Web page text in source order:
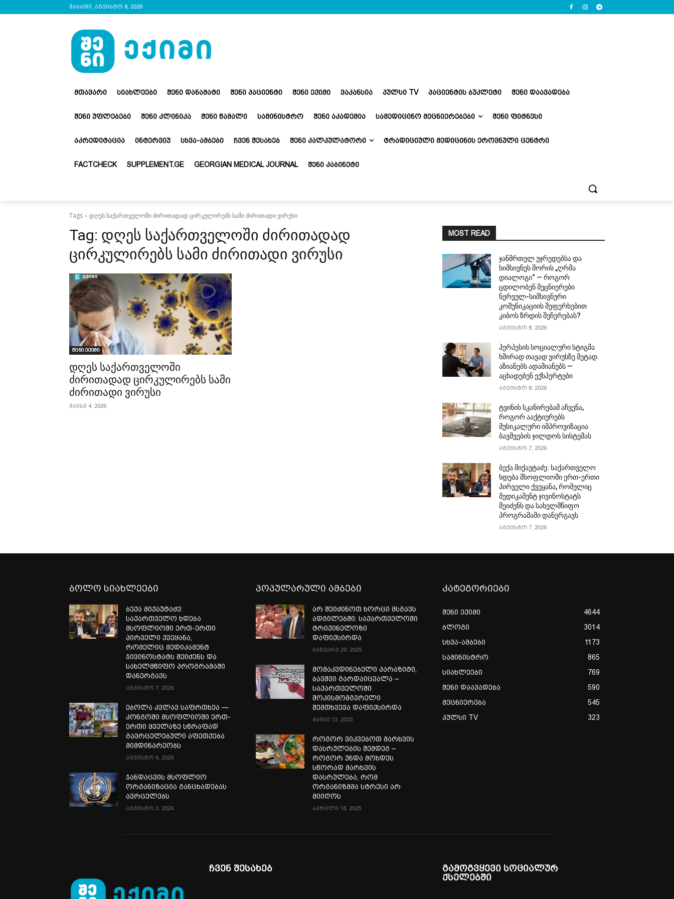
შაბათი, აგვისტო 8, 2026
ᲛᲗᲐᲕᲐᲠᲘ ᲡᲘᲐᲮᲚᲔᲔᲑᲘ ᲨᲔᲜᲘ ᲓᲐᲜᲐᲛᲐᲢᲘ ᲨᲔᲜᲘ ᲞᲐᲪᲘᲔᲜᲢᲘ ᲨᲔᲜᲘ ᲔᲥᲘᲛᲘ ᲕᲐᲙᲐᲜᲡᲘᲐ ᲞᲣᲚᲡᲘ TV ᲞᲐᲪᲘᲔᲜᲢᲘᲡ ᲑᲣᲙᲚᲔᲢᲘ ᲨᲔᲜᲘ ᲓᲐᲐᲕᲐᲓᲔᲑᲐ
ᲨᲔᲜᲘ ᲣᲤᲚᲔᲑᲔᲑᲘ ᲨᲔᲜᲘ ᲙᲚᲘᲜᲘᲙᲐ ᲨᲔᲜᲘ ᲬᲐᲛᲐᲚᲘ ᲡᲐᲛᲘᲜᲘᲡᲢᲠᲝ ᲨᲔᲜᲘ ᲐᲙᲐᲓᲔᲛᲘᲐ ᲡᲐᲛᲔᲓᲘᲪᲘᲜᲝ ᲛᲔᲪᲜᲘᲔᲠᲔᲑᲔᲑᲘ ᲨᲔᲜᲘ ᲤᲘᲢᲜᲔᲡᲘ
ᲐᲙᲠᲔᲓᲘᲢᲐᲪᲘᲐ ᲘᲜᲢᲔᲠᲕᲘᲣ ᲡᲮᲕᲐ-ᲐᲛᲑᲔᲑᲘ ᲩᲕᲔᲜ ᲨᲔᲡᲐᲮᲔᲑ ᲨᲔᲜᲘ ᲙᲐᲚᲙᲣᲚᲐᲢᲝᲠᲘ ᲢᲠᲐᲓᲘᲪᲘᲣᲚᲘ ᲛᲔᲓᲘᲪᲘᲜᲘᲡ ᲔᲠᲝᲕᲜᲣᲚᲘ ᲪᲔᲜᲢᲠᲘ
FACTCHECK SUPPLEMENT.GE GEORGIAN MEDICAL JOURNAL ᲨᲔᲜᲘ ᲙᲐᲑᲘᲜᲔᲢᲘ
Tags დღეს საქართველოში ძირითადად ცირკულირებს სამი ძირითადი ვირუსი
Tag: დღეს საქართველოში ძირითადად
ცირკულირებს სამი ძირითადი ვირუსი
შენი ექიმი
დღეს საქართველოში
ძირითადად ცირკულირებს სამი
ძირითადი ვირუსი
მაისი 4, 2026
MOST READ
ჯანმრთელ უჯრედებსა და
სიმსივნეს შორის „ღრმა
დიალოგი“ — როგორ
ცდილობენ მეცნიერები
ნერვულ-სიმსივნური
კომუნიკაციის შეფერხებით
კიბოს ზრდის შეჩერებას?
აგვისტო 8, 2026
ჰერპესის სოციალური სტიგმა
ხშირად თავად ვირუსზე მეტად
აზიანებს ადამიანებს —
აცხადებენ ექსპერტები
აგვისტო 8, 2026
ტვინის სკანირებამ აჩვენა,
როგორ ააქტიურებს
მუსიკალური იმპროვიზაცია
ბავშვების ჯილდოს სისტემას
აგვისტო 7, 2026
ბექა მიქაუტაძე: საქართველო
ხდება მსოფლიოში ერთ-ერთი
პირველი ქვეყანა, რომელიც
მედიკამენტ ჯივინოსტატს
შეიძენს და სახელმწიფო
პროგრამაში დანერგავს
აგვისტო 7, 2026
ბოლო სიახლეები
ბექა მიქაუტაძე:
საქართველო ხდება
მსოფლიოში ერთ-ერთი
პირველი ქვეყანა,
რომელიც მედიკამენტ
ჯივინოსტატს შეიძენს და
სახელმწიფო პროგრამაში
დანერგავს
აგვისტო 7, 2026
ებოლა კვლავ საფრთხეა —
კონგოში მსოფლიოში ერთ-
ერთი ყველაზე სწრაფად
გავრცელებული აფეთქება
მიმდინარეობს
აგვისტო 6, 2026
ჯანდაცვის მსოფლიო
ორგანიზაცია განცხადებას
ავრცელებს
აგვისტო 3, 2026
პოპულარული ამბები
არ შეიძინოთ ხორცი მსგავს
ადგილებში: საქართველოში
ტრიქინელოზი
დაფიქსირდა
იანვარი 29, 2025
მომაკვდინებელი პარაზიტი,
ბავშვი გარდაიცვალა –
საქართველოში
შოკისმომგვრელი
შემთხვევა დაფიქსირდა
მაისი 13, 2025
როგორ ვიკვებოთ მარხვის
დასრულების შემდეგ –
როგორ უნდა მოხდეს
სწორად მარხვის
დასრულება, რომ
ორგანიზმმა სტრესი არ
მიიღოს
აპრილი 18, 2025
კატეგორიები
შენი ექიმი
4644
ბლოგი
3014
სხვა-ამბები
1173
სამინისტრო
865
სიახლეები
769
შენი დაავადება
590
მეცნიერება
545
პულსი TV
323
ჩვენ შესახებ
გამოგვყევი სოციალურ
ქსელებში